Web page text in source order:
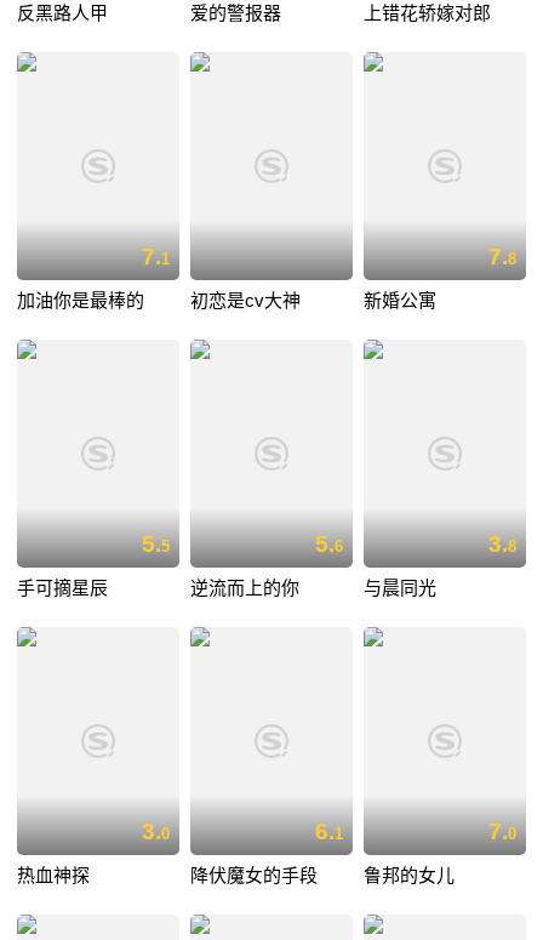
反黑路人甲 爱的警报器 上错花轿嫁对郎
7.1
加油你是最棒的 初恋是cv大神
7.8
新婚公寓
5.5
手可摘星辰
5.6
逆流而上的你
3.8
与晨同光
3.0
热血神探
6.1
降伏魔女的手段
7.0
鲁邦的女儿